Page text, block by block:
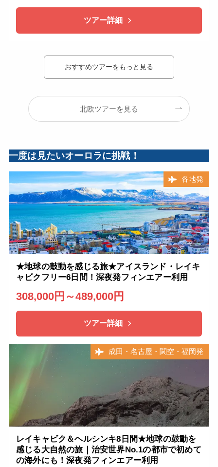
ツアー詳細
おすすめツアーをもっと見る
北欧ツアーを見る
一度は見たいオーロラに挑戦！
各地発
★地球の鼓動を感じる旅★アイスランド・レイキ
ャビクフリー6日間！深夜発フィンエアー利用
308,000円～489,000円
ツアー詳細
成田・名古屋・関空・福岡発
レイキャビク＆ヘルシンキ8日間★地球の鼓動を
感じる大自然の旅｜治安世界No.1の都市で初めて
の海外にも！深夜発フィンエアー利用